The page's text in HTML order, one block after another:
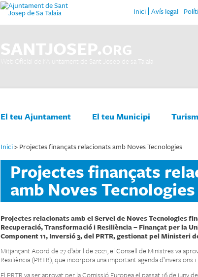
Inici Avís legal
SANTJOSEP.ORG
Web Oficial de l'Ajuntament de Sant Josep de sa Talaia
El teu Ajuntament El teu Municipi
Inici>Projectes finançats relacionats amb Noves Tecnologies
Projectes finançats
amb Noves Tecnologies
Projectes relacionats amb el Servei de Noves Tecnologies
Recuperació, Transformació i Resiliència – Finançat per la
Component 11, Inversió 3, del PRTR, gestionat pel Ministeri
Mitjançant Acord de 27 d’abril de 2021, el Consell de Ministres va
Resiliència (PRTR), que incorpora una important agenda
El PRTR va ser aprovat per la Comissió Europea el passat 16 de juny